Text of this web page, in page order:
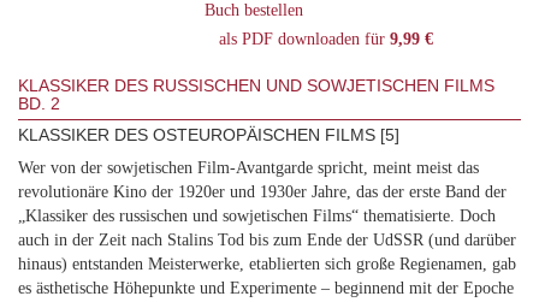
Buch bestellen
als PDF downloaden für 9,99 €
KLASSIKER DES RUSSISCHEN UND SOWJETISCHEN FILMS
BD. 2
KLASSIKER DES OSTEUROPÄISCHEN FILMS [5]
Wer von der sowjetischen Film-Avantgarde spricht, meint meist das
revolutionäre Kino der 1920er und 1930er Jahre, das der erste Band der
„Klassiker des russischen und sowjetischen Films“ thematisierte. Doch
auch in der Zeit nach Stalins Tod bis zum Ende der UdSSR (und darüber
hinaus) entstanden Meisterwerke, etablierten sich große Regienamen, gab
es ästhetische Höhepunkte und Experimente – beginnend mit der Epoche